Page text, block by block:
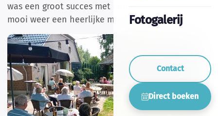
Fotogalerij
Contact
Direct boeken
was een groot succes met een gezellig vol terras,
mooi weer een heerlijke muziek!